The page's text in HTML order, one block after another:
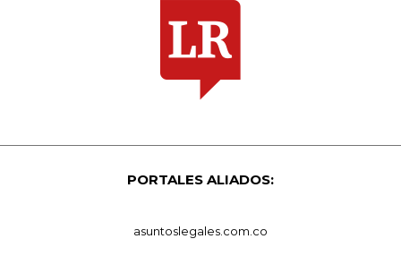
PORTALES ALIADOS:
asuntoslegales.com.co